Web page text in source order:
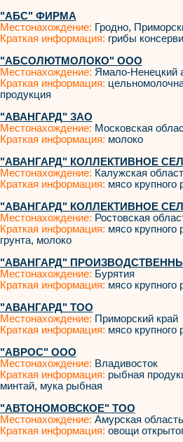
"АБС" ФИРМА
Местонахождение: Гродно,
Краткая информация: грибы
"АБСОЛЮТМОЛОКО" ООО
Местонахождение: Ямало-Ненецкий
Краткая информация:
продукция
"АВАНГАРД" ЗАО
Местонахождение: Московская
Краткая информация: молоко
"АВАНГАРД" КОЛЛЕКТИВНОЕ
Местонахождение: Калужская
Краткая информация: мясо крупного
"АВАНГАРД" КОЛЛЕКТИВНОЕ
Местонахождение: Ростовская
Краткая информация: мясо крупного
грунта, молоко
"АВАНГАРД"
Местонахождение: Бурятия
Краткая информация: мясо крупного
"АВАНГАРД" ТОО
Местонахождение: Приморский край
Краткая информация: мясо крупного
"АВРОС" ООО
Местонахождение: Владивосток
Краткая информация: рыбная
минтай, мука рыбная
"АВТОНОМОВСКОЕ" ТОО
Местонахождение: Амурская область
Краткая информация: овощи